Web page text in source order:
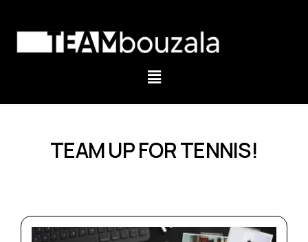
TEAM UP FOR TENNIS!